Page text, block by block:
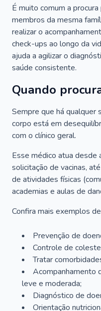
É muito comum a
membros da mesma
realizar o
check-ups ao longo da
ajuda a agilizar o
saúde consistente.
Quando
Sempre que há qualquer
corpo está em
com o clínico geral.
Esse médico atua desde
solicitação de vacinas,
de atividades físicas
academias e aulas de
Confira mais exemplos
Prevenção de
Controle de
Tratar
Acompanhamento
leve e moderada;
Diagnóstico de
Orientação